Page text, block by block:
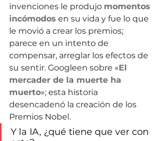
invenciones le produjo momentos
incómodos en su vida y fue lo que
le movió a crear los premios;
parece en un intento de
compensar, arreglar los efectos de
su sentir. Googleen sobre «El
mercader de la muerte ha
muerto»; esta historia
desencadenó la creación de los
Premios Nobel.
Y la IA, ¿qué tiene que ver con